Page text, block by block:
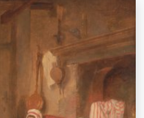
Opisz scenę – np. zielona łąka,
abstrakcja z czerwienią, ciemny olej,
stojący akt obok drzewa.